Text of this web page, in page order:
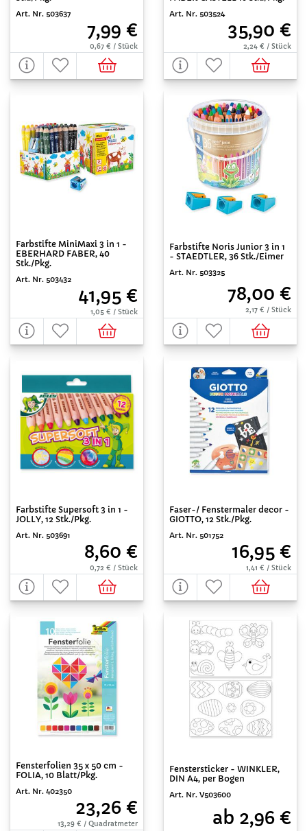
Art. Nr. 503637
7,99 €
0,67 € / Stück
Art. Nr. 503524
35,90 €
2,24 € / Stück
Farbstifte MiniMaxi 3 in 1 -
EBERHARD FABER, 40
Stk./Pkg.
Art. Nr. 503432
41,95 €
1,05 € / Stück
Farbstifte Noris Junior 3 in 1
- STAEDTLER, 36 Stk./Eimer
Art. Nr. 503325
78,00 €
2,17 € / Stück
Farbstifte Supersoft 3 in 1 -
JOLLY, 12 Stk./Pkg.
Art. Nr. 503691
8,60 €
0,72 € / Stück
Faser-/ Fenstermaler decor -
GIOTTO, 12 Stk./Pkg.
Art. Nr. 501752
16,95 €
1,41 € / Stück
Fensterfolien 35 x 50 cm -
FOLIA, 10 Blatt/Pkg.
Art. Nr. 402350
23,26 €
13,29 € / Quadratmeter
Fenstersticker - WINKLER,
DIN A4, per Bogen
Art. Nr. V503600
ab 2,96 €